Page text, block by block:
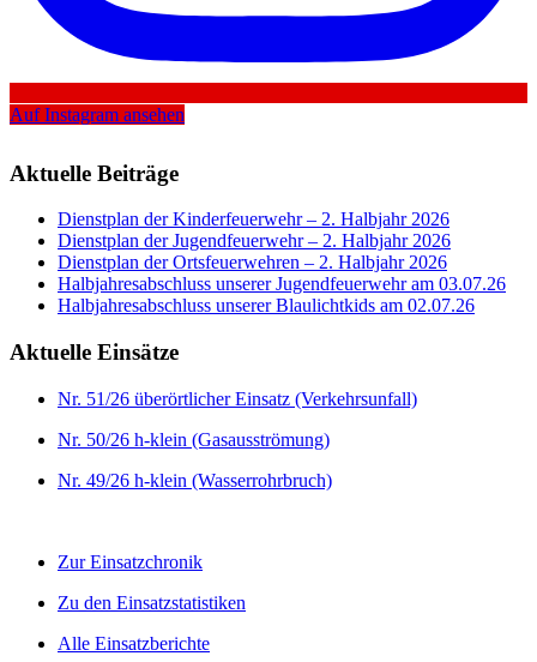
Auf Instagram ansehen
Aktuelle Beiträge
Dienstplan der Kinderfeuerwehr – 2. Halbjahr 2026
Dienstplan der Jugendfeuerwehr – 2. Halbjahr 2026
Dienstplan der Ortsfeuerwehren – 2. Halbjahr 2026
Halbjahresabschluss unserer Jugendfeuerwehr am 03.07.26
Halbjahresabschluss unserer Blaulichtkids am 02.07.26
Aktuelle Einsätze
Nr. 51/26 überörtlicher Einsatz (Verkehrsunfall)
Nr. 50/26 h-klein (Gasausströmung)
Nr. 49/26 h-klein (Wasserrohrbruch)
Zur Einsatzchronik
Zu den Einsatzstatistiken
Alle Einsatzberichte